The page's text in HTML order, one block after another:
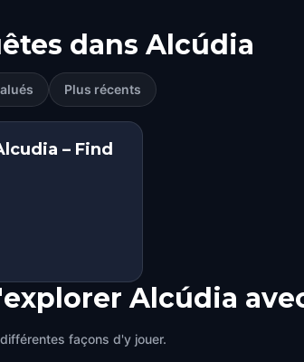
dans Alcúdia
Plus récents
– Find
Alcúdia
façons d'y jouer.